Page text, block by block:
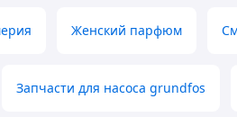
Женский парфюм
Запчасти для насоса grundfos